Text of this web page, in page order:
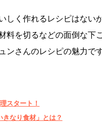
しく作れるレシピはな
料を切るなどの面倒な下
ンさんのレシピの魅力です
スタート！
きなり食材」とは？